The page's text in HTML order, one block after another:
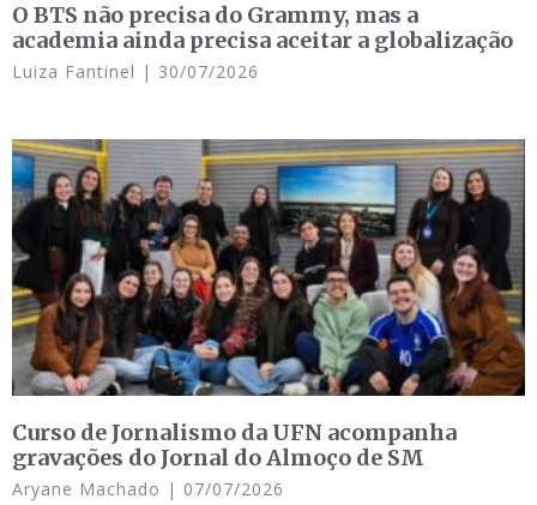
O BTS não precisa do Grammy, mas a
academia ainda precisa aceitar a globalização
Luiza Fantinel 30/07/2026
Curso de Jornalismo da UFN acompanha
gravações do Jornal do Almoço de SM
Aryane Machado 07/07/2026